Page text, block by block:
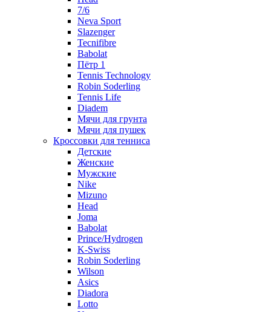
7/6
Neva Sport
Slazenger
Tecnifibre
Babolat
Пётр 1
Tennis Technology
Robin Soderling
Tennis Life
Diadem
Мячи для грунта
Мячи для пушек
Кроссовки для тенниса
Детские
Женские
Мужские
Nike
Mizuno
Head
Joma
Babolat
Prince/Hydrogen
K-Swiss
Robin Soderling
Wilson
Asics
Diadora
Lotto